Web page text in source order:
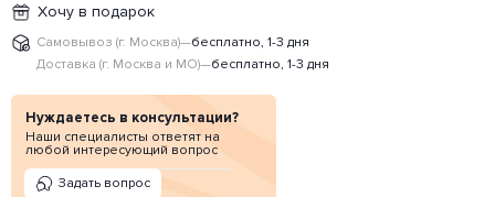
Хочу в подарок
Самовывоз (г. Москва)—бесплатно, 1-3 дня
Доставка (г. Москва и МО)—бесплатно, 1-3 дня
Нуждаетесь в консультации?
Наши специалисты ответят на
любой интересующий вопрос
Задать вопрос